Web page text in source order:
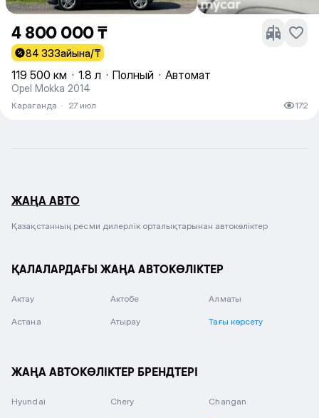
4 800 000 ₸
84 333айына/₸
119 500 км · 1.8 л · Полный · Автомат
Opel Mokka 2014
Караганда · 27 июл 172
ЖАҢА АВТО
Қазақстанның ресми дилерлік орталықтарынан автокөліктер
ҚАЛАЛАРДАҒЫ ЖАҢА АВТОКӨЛІКТЕР
Актау Актобе Алматы
Астана Атырау Тағы көрсету
ЖАҢА АВТОКӨЛІКТЕР БРЕНДТЕРІ
Hyundai Chery Changan